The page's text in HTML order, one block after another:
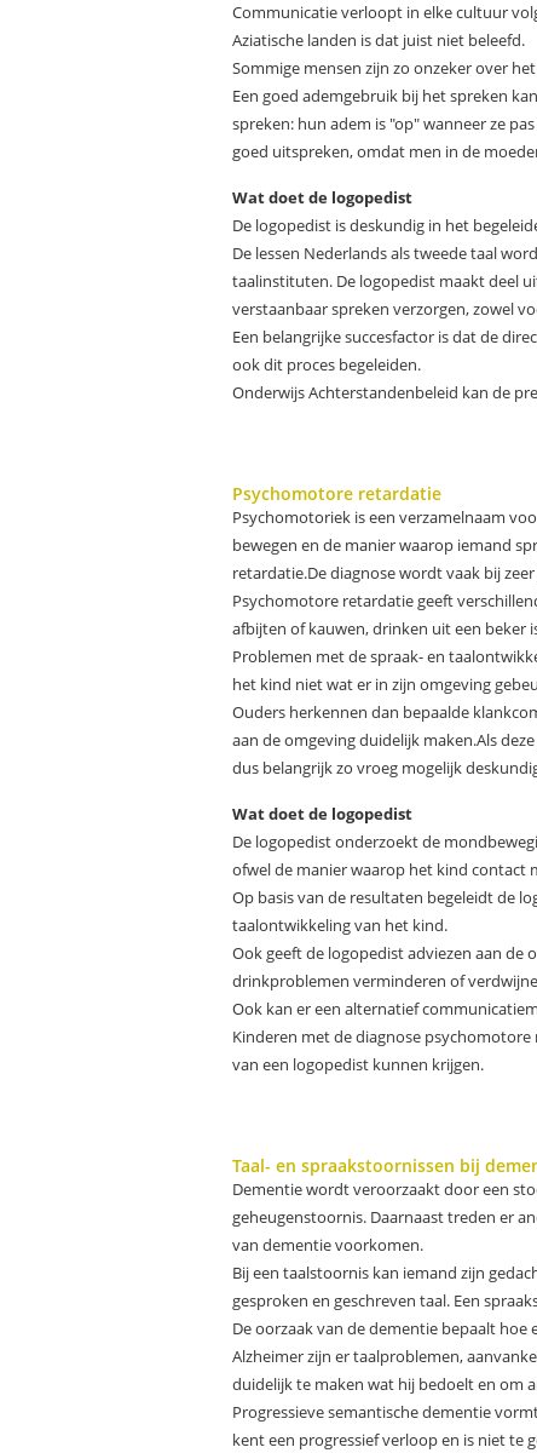
Communicatie verloopt in elke cultuur
Aziatische landen is dat juist niet beleefd.
Sommige mensen zijn zo onzeker over
Een goed ademgebruik bij het spreken
spreken: hun adem is "op" wanneer ze
goed uitspreken, omdat men in de
Wat doet de logopedist
De logopedist is deskundig in het
De lessen Nederlands als tweede taal
taalinstituten. De logopedist maakt deel
verstaanbaar spreken verzorgen, zowel
Een belangrijke succesfactor is dat de
ook dit proces begeleiden.
Onderwijs Achterstandenbeleid kan de
Psychomotore retardatie
Psychomotoriek is een verzamelnaam
bewegen en de manier waarop iemand
retardatie.De diagnose wordt vaak bij
Psychomotore retardatie geeft
afbijten of kauwen, drinken uit een beker
Problemen met de spraak- en
het kind niet wat er in zijn omgeving
Ouders herkennen dan bepaalde
aan de omgeving duidelijk maken.Als
dus belangrijk zo vroeg mogelijk
Wat doet de logopedist
De logopedist onderzoekt de
ofwel de manier waarop het kind contact
Op basis van de resultaten begeleidt de
taalontwikkeling van het kind.
Ook geeft de logopedist adviezen aan de
drinkproblemen verminderen of
Ook kan er een alternatief
Kinderen met de diagnose
van een logopedist kunnen krijgen.
Taal- en spraakstoornissen bij
Dementie wordt veroorzaakt door een
geheugenstoornis. Daarnaast treden er
van dementie voorkomen.
Bij een taalstoornis kan iemand zijn
gesproken en geschreven taal. Een
De oorzaak van de dementie bepaalt
Alzheimer zijn er taalproblemen,
duidelijk te maken wat hij bedoelt en om
Progressieve semantische dementie
kent een progressief verloop en is niet te